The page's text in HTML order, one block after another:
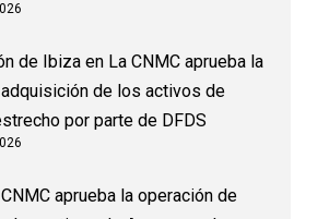
de Ibiza en La CNMC aprueba la
de los activos de
por parte de DFDS
CNMC aprueba la operación de